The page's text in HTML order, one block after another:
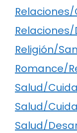
Religión/
Romance/
Salud/
Salud/
Salud/